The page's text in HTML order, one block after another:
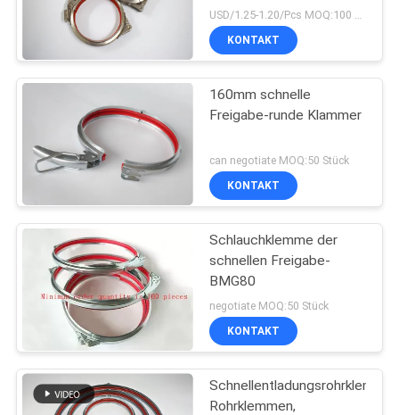
Connnected-Rohr
USD/1.25-1.20/Pcs MOQ:100 Stück
KONTAKT
160mm schnelle
Freigabe-runde Klammer
can negotiate MOQ:50 Stück
KONTAKT
Schlauchklemme der
schnellen Freigabe-
BMG80
negotiate MOQ:50 Stück
KONTAKT
Rohrklemmen,